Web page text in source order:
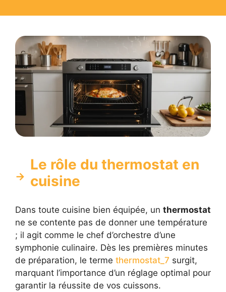
Le rôle du thermostat en
cuisine
Dans toute cuisine bien équipée, un thermostat
ne se contente pas de donner une température
; il agit comme le chef d’orchestre d’une
symphonie culinaire. Dès les premières minutes
de préparation, le terme thermostat_7 surgit,
marquant l’importance d’un réglage optimal pour
garantir la réussite de vos cuissons.